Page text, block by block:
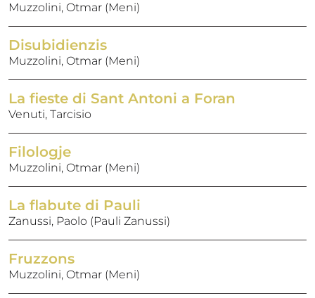
Muzzolini, Otmar (Meni)
Disubidienzis
Muzzolini, Otmar (Meni)
La fieste di Sant Antoni a Foran
Venuti, Tarcisio
Filologje
Muzzolini, Otmar (Meni)
La flabute di Pauli
Zanussi, Paolo (Pauli Zanussi)
Fruzzons
Muzzolini, Otmar (Meni)